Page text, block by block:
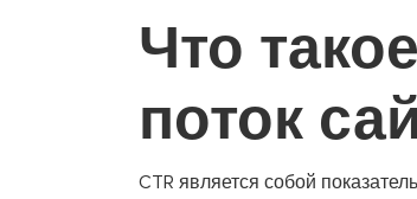
Что
поток
CTR является собой